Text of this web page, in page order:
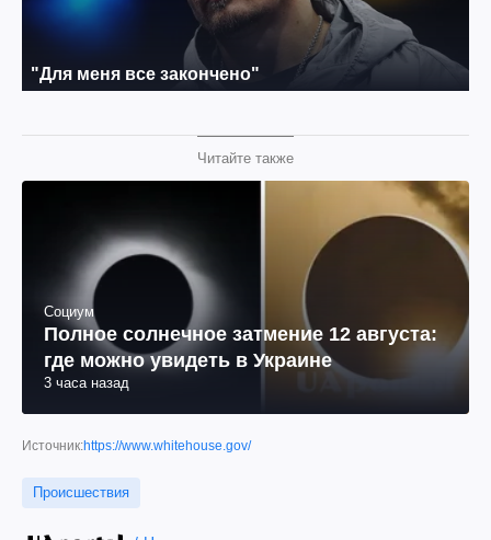
Читайте также
Социум
Полное солнечное затмение 12 августа:
где можно увидеть в Украине
3 часа назад
Источник:https://www.whitehouse.gov/
Происшествия